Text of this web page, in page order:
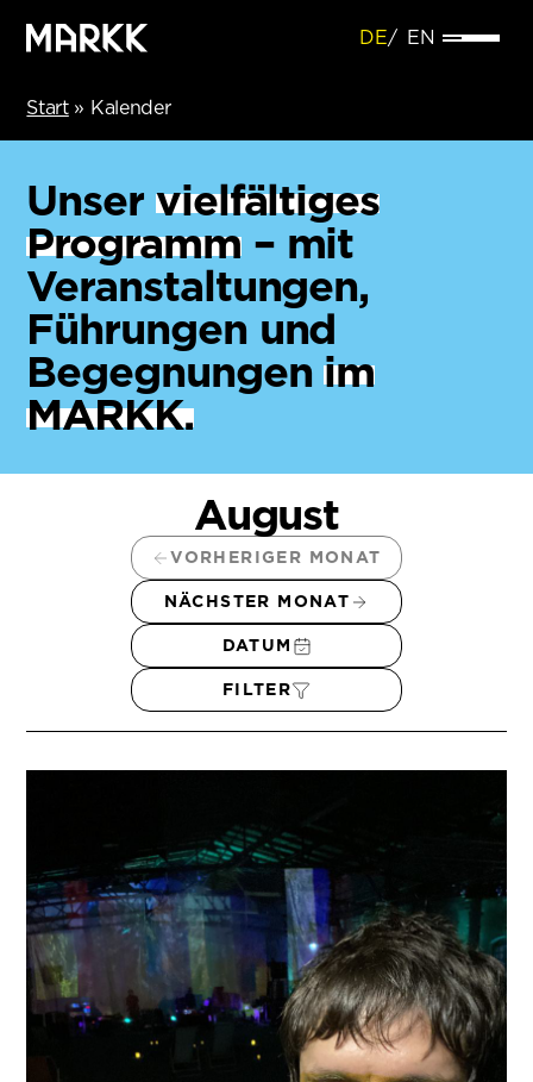
DE EN
Start» Kalender
Unser vielfältiges
Programm– mit
Veranstaltungen,
Führungen und
Begegnungenim
MARKK.
August
VORHERIGER MONAT
NÄCHSTER MONAT
DATUM
FILTER